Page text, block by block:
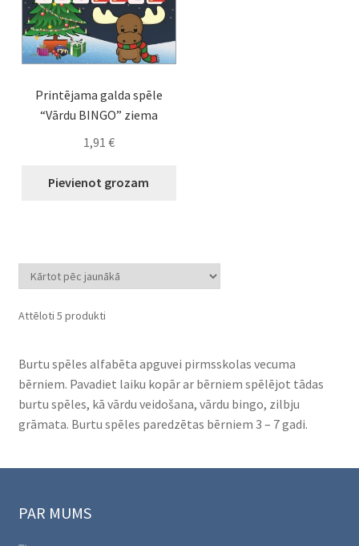
Printējama galda spēle
“Vārdu BINGO” ziema
1,91 €
Pievienot grozam
Attēloti 5 produktiSorted
Burtu spēles alfabēta apguvei pirmsskolas vecuma
bērniem. Pavadiet laiku kopār ar bērniem spēlējot tādas
burtu spēles, kā vārdu veidošana, vārdu bingo, zilbju
grāmata. Burtu spēles paredzētas bērniem 3 – 7 gadi.
PAR MUMS